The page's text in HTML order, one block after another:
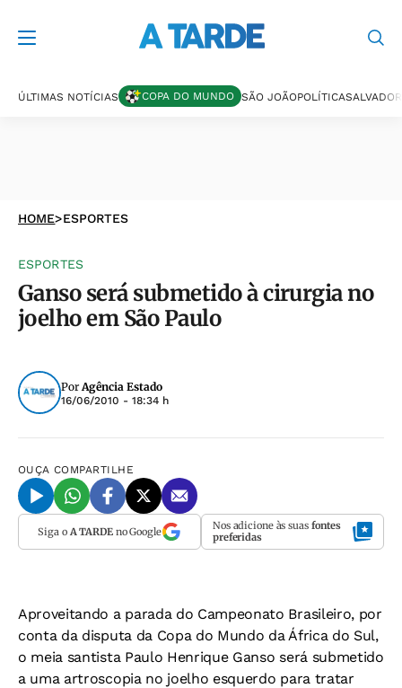
ÚLTIMAS NOTÍCIAS COPA DO MUNDO SÃO JOÃOPOLÍTICASALVADOR
HOME>ESPORTES
ESPORTES
Ganso será submetido à cirurgia no
joelho em São Paulo
PorAgência Estado
16/06/2010 - 18:34 h
OUÇA COMPARTILHE
Siga o A TARDEno Google Nos adicione às suas fontes
preferidas
Aproveitando a parada do Campeonato Brasileiro, por
conta da disputa da Copa do Mundo da África do Sul,
o meia santista Paulo Henrique Ganso será submetido
a uma artroscopia no joelho esquerdo para tratar